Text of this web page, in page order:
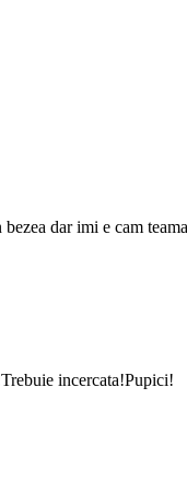
dar imi e cam
incercata!Pupici!